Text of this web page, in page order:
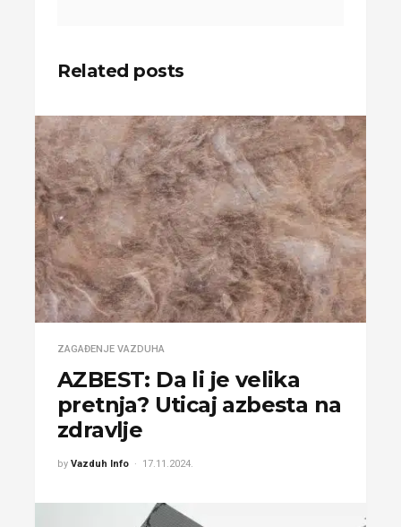
Related posts
ZAGAĐENJE VAZDUHA
AZBEST: Da li je velika
pretnja? Uticaj azbesta na
zdravlje
by Vazduh Info 17.11.2024.